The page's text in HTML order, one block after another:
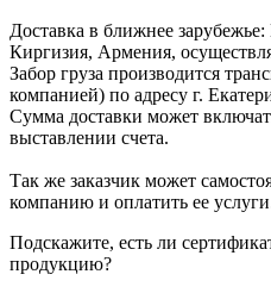
Доставка в ближнее зарубежье:
Киргизия, Армения,
Забор груза производится
компанией) по адресу г.
Сумма доставки может
выставлении счета.
Так же заказчик может
компанию и оплатить ее
Подскажите, есть ли
продукцию?